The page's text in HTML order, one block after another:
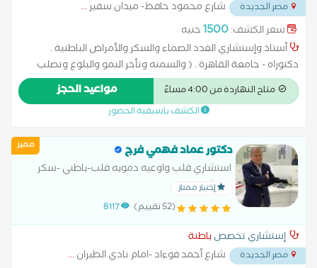
مصر الجديدة شارع محمود حافظ- ميدان سفير...
سعر الكشف:1500جنيه
أستاذ وإستشاري الغدد الصماء والسكر والأمراض الباطنية .
دكتوراه - جامعة القاهرة . ( والسمنه وتأخر النمو والبلوغ وتصلب
الشرايين والتهاب والام الاعصاب الطرفية السكري ومتابعة سكر
الحمل والكوليسترول ودهنيات وضغط الدم) . دكتوراه في الأمراض
الباطنية والغدد الصماء والسكر - جامعة القاهرة . عضو الجمعيتين
الجمعية المصرية للقلب والسكري ECDA . عضو الجمعية الخليجية
للغدد الصماء والسكري GAED . خبرة اكثر من 30 عام في الغدد
الصماء والسكر والأمراض الباطنية . اهتمام خاص وأنظمة غذائية
لمرضى السكر والسمنة تناسب كل مريض . ==> السعر مضاعف لغير
المصري .
متاح النهاردة من 4:00 مساءً مواعيد الحجز
الكشف باسبقية الحضور
مميز دكتور عماد فهمي فرج
استشاري قلب واوعيه دمويه قلب-باطني -سكر
الجمعيه المصريه والجمعية الاوربيه للقلب زماله
القلب والصدر من كيلافلاند كلينك -
إختيار ممتاز
(52 تقييم) 8117
إستشاري تخصصباطنة
مصر الجديدة شارع أحمد فوءاد -امام نادي الطيران...